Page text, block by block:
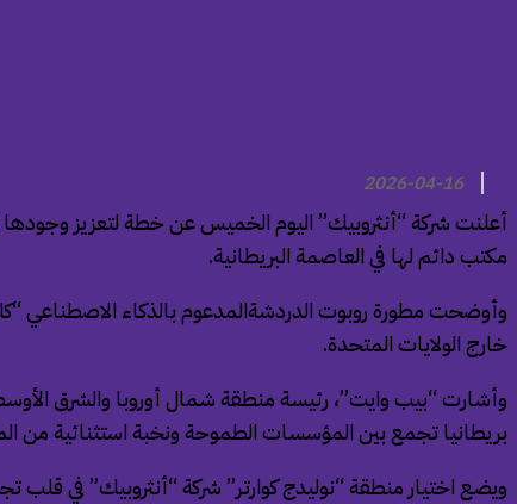
2026-04-16
مكتب دائم لها في العاصمة البريطانية.
خارج الولايات المتحدة.
وأشارت “بيب وايت”، رئيسة منطقة شمال أوروبا والشرق الأوسط
بريطانيا تجمع بين المؤسسات الطموحة ونخبة استثنائية من
ويضع اختيار منطقة “نوليدج كوارتر” شركة “أنثروبيك” في